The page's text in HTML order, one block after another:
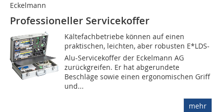
Eckelmann
Professioneller Servicekoffer
Kältefachbetriebe können auf einen
praktischen, leichten, aber robusten E*LDS-
Alu-Servicekoffer der Eckelmann AG
zurückgreifen. Er hat abgerundete
Beschläge sowie einen ergonomischen Griff
und...
mehr